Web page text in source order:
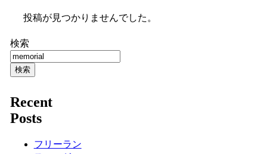
投稿が見つかりませんでした。
検索
検索
Recent
Posts
フリーラン